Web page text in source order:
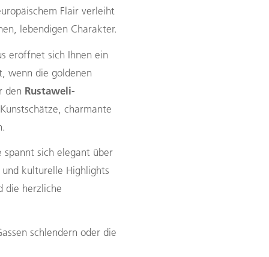
Flair verleiht
lebendigen Charakter.
eröffnet sich Ihnen ein
wenn die goldenen
den Rustaweli-
charmante
spannt sich elegant über
kulturelle Highlights
die herzliche
schlendern oder die